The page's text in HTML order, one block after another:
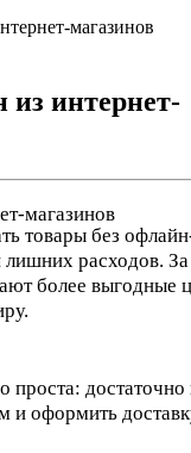
магазинов
из интернет-
товары без
расходов. За
более выгодные
проста: достаточно
и оформить